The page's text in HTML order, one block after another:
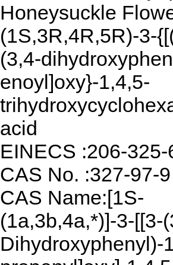
Honeysuckle
(1S,3R,4R,5R)-3-
(3,4-
enoyl]oxy}-1,4,5-
acid
EINECS :206-325-
CAS No. :327-97-9
CAS Name:[1S-
(1a,3b,4a,*)]-3-[[3-
Dihydroxyphenyl)-